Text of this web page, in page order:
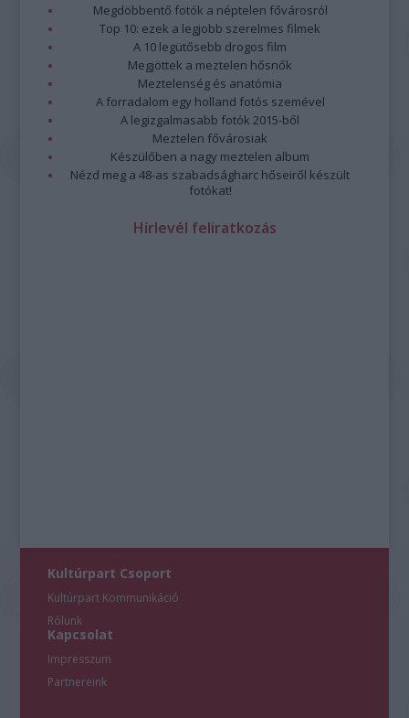
Megdöbbentő fotók a néptelen fővárosról
Top 10: ezek a legjobb szerelmes filmek
A 10 legütősebb drogos film
Megjöttek a meztelen hősnők
Meztelenség és anatómia
A forradalom egy holland fotós szemével
A legizgalmasabb fotók 2015-ből
Meztelen fővárosiak
Készülőben a nagy meztelen album
Nézd meg a 48-as szabadságharc hőseiről készült
fotókat!
Hírlevél feliratkozás
Kultúrpart Csoport
Kultúrpart Kommunikáció
Rólunk
Kapcsolat
Impresszum
Partnereink